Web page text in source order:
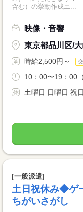
含む）の挙動作成エ...
映像・音響
東京都品川区/
時給2,500円～
10：00〜19：00
土曜日 日曜日 祝日
[一般派遣]
土日祝休み◆ゲ
ちがいさがし